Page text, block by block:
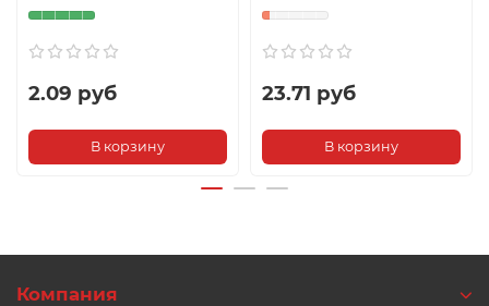
2.09 руб
В корзину
23.71 руб
В корзину
Компания